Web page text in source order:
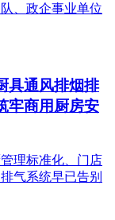
、政企事业单位
具通风排烟排
牢商用厨房安
理标准化、门店
气系统早已告别